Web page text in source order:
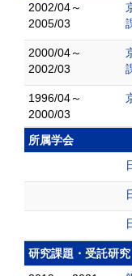
2002/04～
2005/03
2000/04～
2002/03
1996/04～
2000/03
所属学会
研究課題・受託研